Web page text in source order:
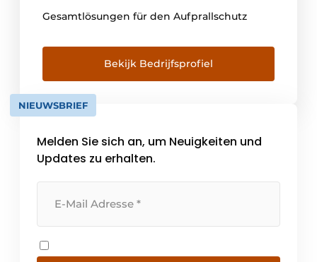
Gesamtlösungen für den Aufprallschutz
Bekijk Bedrijfsprofiel
NIEUWSBRIEF
Melden Sie sich an, um Neuigkeiten und
Updates zu erhalten.